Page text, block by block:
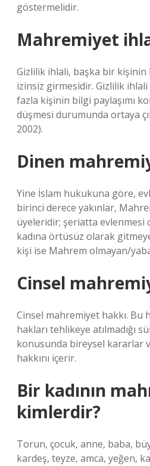
göstermelidir.
Mahremiyet
Gizlilik ihlali, başka bir kişinin
izinsiz girmesidir. Gizlilik
fazla kişinin bilgi paylaşımı
düşmesi durumunda ortaya
2002).
Dinen
Yine İslam hukukuna göre,
birinci derece yakınlar,
üyeleridir; şeriatta evlenmesi
kadına örtüsüz olarak
kişi ise Mahrem olmayan/
Cinsel
Cinsel mahremiyet hakkı. Bu
hakları tehlikeye atılmadığı
konusunda bireysel kararlar
hakkını içerir.
Bir kadının
kimlerdir?
Torun, çocuk, anne, baba,
kardeş, teyze, amca, yeğen,